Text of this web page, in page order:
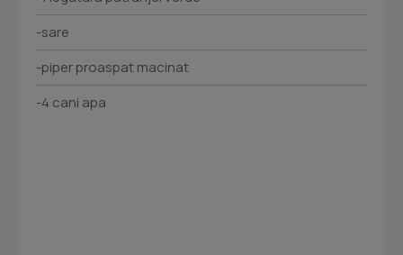
-sare
-piper proaspat macinat
-4 cani apa